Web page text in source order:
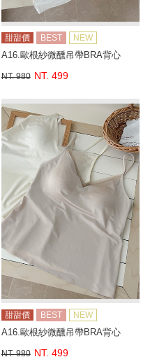
甜甜價 BEST NEW
A16.歐根紗微醺吊帶BRA背心
NT. 980 NT. 499
甜甜價 BEST NEW
A16.歐根紗微醺吊帶BRA背心
NT. 980 NT. 499